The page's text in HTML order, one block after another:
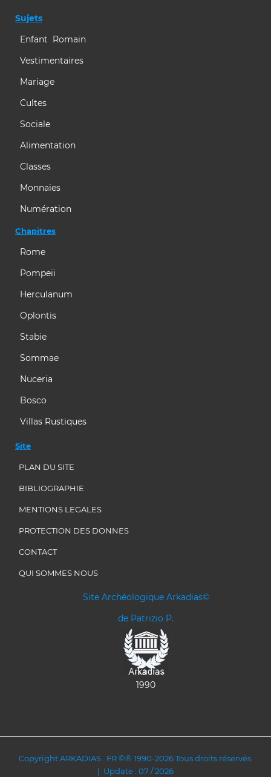
Sujets
Enfant Romain
Vestimentaires
Mariage
Cultes
Sociale
Alimentation
Classes
Monnaies
Numération
Chapitres
Rome
Pompeii
Herculanum
Oplontis
Stabie
Sommae
Nuceria
Bosco
Villas Rustiques
Site
PLAN DU SITE
BIBLIOGRAPHIE
MENTIONS LEGALES
PROTECTION DES DONNES
CONTACT
QUI SOMMES NOUS
Site Archéologique Arkadias©
de Patrizio P.
1990
Copyright ARKADIAS . FR ©® 1990-2026 Tous droits réservés.
| Update : 07 / 2026